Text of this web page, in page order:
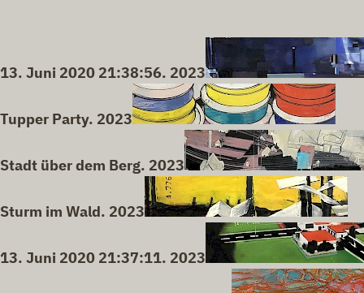
13. Juni 2020 21:38:56. 2023
Tupper Party. 2023
Stadt über dem Berg. 2023
Sturm im Wald. 2023
13. Juni 2020 21:37:11. 2023